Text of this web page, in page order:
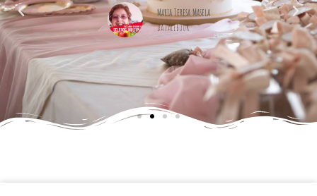
Maria Teresa Masela
da Facebook